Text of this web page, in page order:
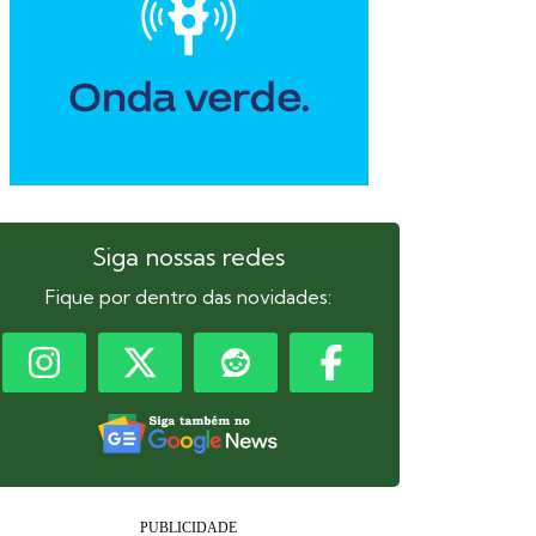
Siga nossas redes
Fique por dentro das novidades: